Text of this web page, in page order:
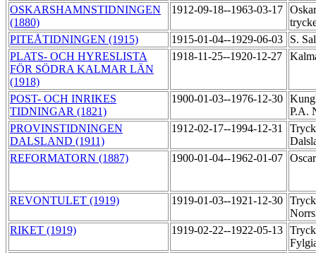
OSKARSHAMNSTIDNINGEN
(1880)
1912-09-18--1963-03-17
PITEÅTIDNINGEN (1915)
1915-01-04--1929-06-03
S.
PLATS- OCH HYRESLISTA
FÖR SÖDRA KALMAR LÄN
(1918)
1918-11-25--1920-12-27
POST- OCH INRIKES
TIDNINGAR (1821)
1900-01-03--1976-12-30
P.A.
PROVINSTIDNINGEN
DALSLAND (1911)
1912-02-17--1994-12-31
REFORMATORN (1887)
1900-01-04--1962-01-07
REVONTULET (1919) 1919-01-03--1921-12-30
RIKET (1919)
1919-02-22--1922-05-13